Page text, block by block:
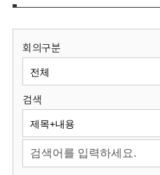
보
원
회
회의구분
검색